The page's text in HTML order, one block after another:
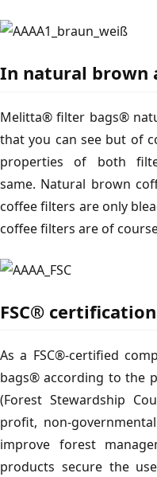
In natural brown
Melitta® filter bags®
that you can see but of
properties of both
same. Natural brown
coffee filters are only
coffee filters are of
FSC® certification
As a FSC®-certified
bags® according to the
(Forest Stewardship
profit, non-
improve forest
products secure the